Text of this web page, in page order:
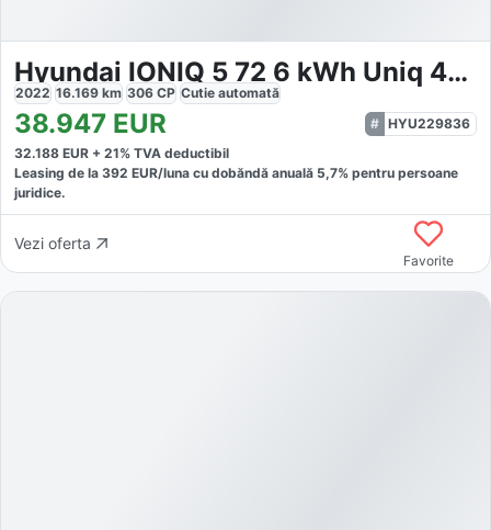
Hyundai IONIQ 5 72 6 kWh Uniq 4WD Relax
2022 16.169 km 306 CP Cutie automată
38.947 EUR
HYU229836
32.188 EUR + 21% TVA deductibil
Leasing de la 392 EUR/luna cu dobăndă anuală 5,7% pentru persoane
juridice.
Vezi oferta
Favorite